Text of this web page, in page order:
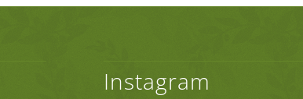
Instagram